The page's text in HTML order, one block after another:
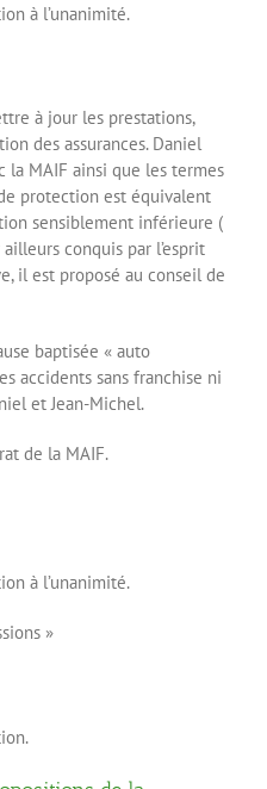
à l’unanimité.
à jour les prestations,
des assurances. Daniel
la MAIF ainsi que les termes
protection est équivalent
sensiblement inférieure (
conquis par l’esprit
il est proposé au conseil de
baptisée « auto
accidents sans franchise ni
et Jean-Michel.
de la MAIF.
à l’unanimité.
»